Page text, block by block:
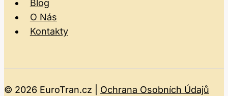
Blog
O Nás
Kontakty
© 2026 EuroTran.cz | Ochrana Osobních Údajů